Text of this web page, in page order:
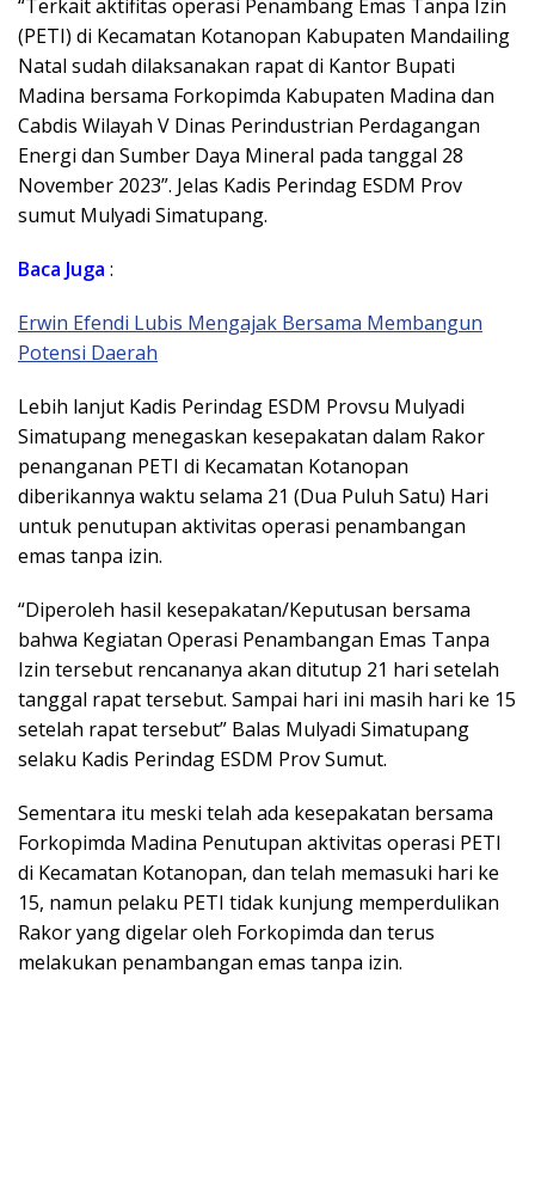
“Terkait aktifitas operasi Penambang Emas Tanpa Izin
(PETI) di Kecamatan Kotanopan Kabupaten Mandailing
Natal sudah dilaksanakan rapat di Kantor Bupati
Madina bersama Forkopimda Kabupaten Madina dan
Cabdis Wilayah V Dinas Perindustrian Perdagangan
Energi dan Sumber Daya Mineral pada tanggal 28
November 2023”. Jelas Kadis Perindag ESDM Prov
sumut Mulyadi Simatupang.
Baca Juga :
Erwin Efendi Lubis Mengajak Bersama Membangun
Potensi Daerah
Lebih lanjut Kadis Perindag ESDM Provsu Mulyadi
Simatupang menegaskan kesepakatan dalam Rakor
penanganan PETI di Kecamatan Kotanopan
diberikannya waktu selama 21 (Dua Puluh Satu) Hari
untuk penutupan aktivitas operasi penambangan
emas tanpa izin.
“Diperoleh hasil kesepakatan/Keputusan bersama
bahwa Kegiatan Operasi Penambangan Emas Tanpa
Izin tersebut rencananya akan ditutup 21 hari setelah
tanggal rapat tersebut. Sampai hari ini masih hari ke 15
setelah rapat tersebut” Balas Mulyadi Simatupang
selaku Kadis Perindag ESDM Prov Sumut.
Sementara itu meski telah ada kesepakatan bersama
Forkopimda Madina Penutupan aktivitas operasi PETI
di Kecamatan Kotanopan, dan telah memasuki hari ke
15, namun pelaku PETI tidak kunjung memperdulikan
Rakor yang digelar oleh Forkopimda dan terus
melakukan penambangan emas tanpa izin.